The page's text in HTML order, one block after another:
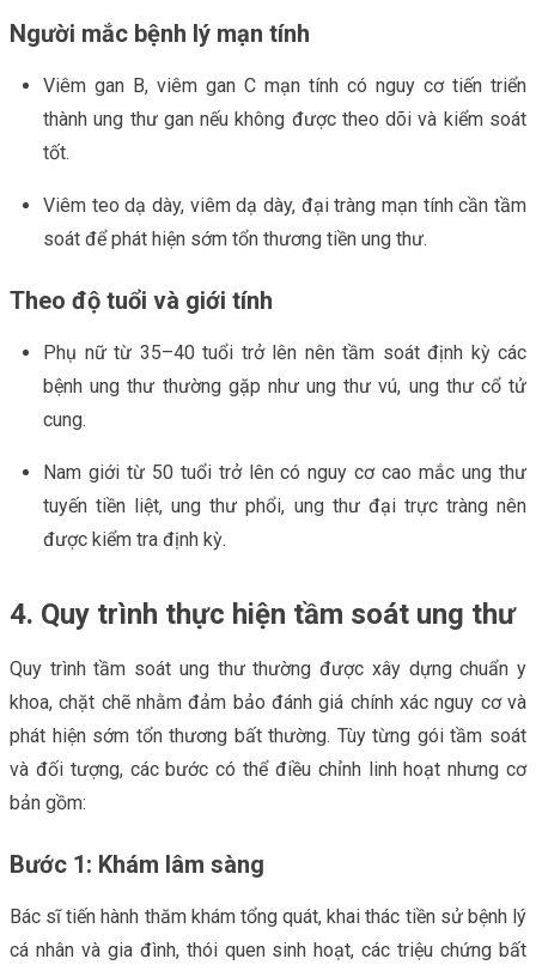
Người mắc bệnh lý mạn tính
Viêm gan B, viêm gan C mạn tính có nguy cơ tiến triển
thành ung thư gan nếu không được theo dõi và kiểm soát
tốt.
Viêm teo dạ dày, viêm dạ dày, đại tràng mạn tính cần tầm
soát để phát hiện sớm tổn thương tiền ung thư.
Theo độ tuổi và giới tính
Phụ nữ từ 35–40 tuổi trở lên nên tầm soát định kỳ các
bệnh ung thư thường gặp như ung thư vú, ung thư cổ tử
cung.
Nam giới từ 50 tuổi trở lên có nguy cơ cao mắc ung thư
tuyến tiền liệt, ung thư phổi, ung thư đại trực tràng nên
được kiểm tra định kỳ.
4. Quy trình thực hiện tầm soát ung thư
Quy trình tầm soát ung thư thường được xây dựng chuẩn y
khoa, chặt chẽ nhằm đảm bảo đánh giá chính xác nguy cơ và
phát hiện sớm tổn thương bất thường. Tùy từng gói tầm soát
và đối tượng, các bước có thể điều chỉnh linh hoạt nhưng cơ
bản gồm:
Bước 1: Khám lâm sàng
Bác sĩ tiến hành thăm khám tổng quát, khai thác tiền sử bệnh lý
cá nhân và gia đình, thói quen sinh hoạt, các triệu chứng bất